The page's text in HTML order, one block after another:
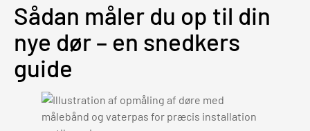
Sådan måler du op til din
nye dør – en snedkers
guide